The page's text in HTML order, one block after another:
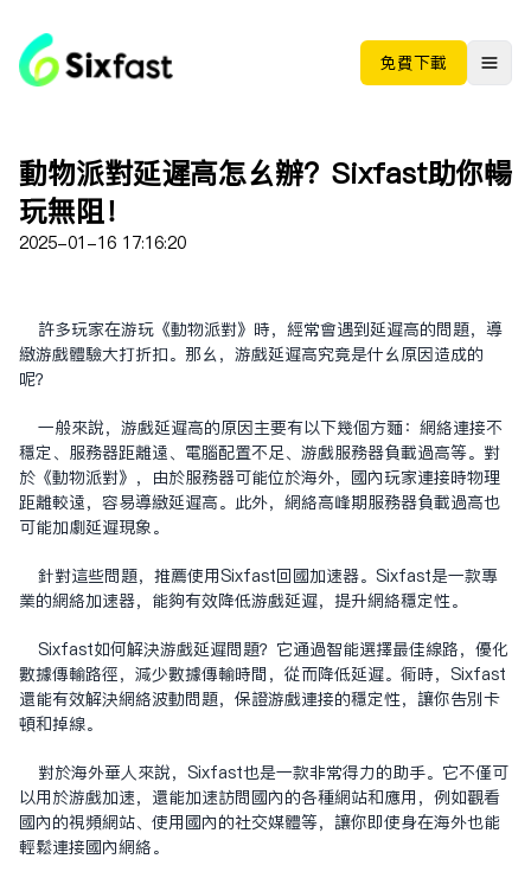
免费下载
动物派对延迟高怎么办？Sixfast助你畅
玩无阻！
2025-01-16 17:16:20
许多玩家在游玩《动物派对》时，经常会遇到延迟高的问题，导
致游戏体验大打折扣。那么，游戏延迟高究竟是什么原因造成的
呢？
一般来说，游戏延迟高的原因主要有以下几个方面：网络连接不
稳定、服务器距离远、电脑配置不足、游戏服务器负载过高等。对
于《动物派对》，由于服务器可能位于海外，国内玩家连接时物理
距离较远，容易导致延迟高。此外，网络高峰期服务器负载过高也
可能加剧延迟现象。
针对这些问题，推荐使用Sixfast回国加速器。Sixfast是一款专
业的网络加速器，能够有效降低游戏延迟，提升网络稳定性。
Sixfast如何解决游戏延迟问题？它通过智能选择最佳线路，优化
数据传输路径，减少数据传输时间，从而降低延迟。同时，Sixfast
还能有效解决网络波动问题，保证游戏连接的稳定性，让你告别卡
顿和掉线。
对于海外华人来说，Sixfast也是一款非常得力的助手。它不仅可
以用于游戏加速，还能加速访问国内的各种网站和应用，例如观看
国内的视频网站、使用国内的社交媒体等，让你即使身在海外也能
轻松连接国内网络。